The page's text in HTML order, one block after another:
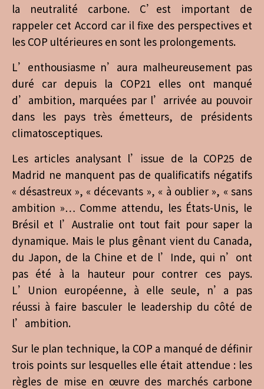
la neutralité carbone. C’est important de
rappeler cet Accord car il fixe des perspectives et
les COP ultérieures en sont les prolongements.
L’enthousiasme n’aura malheureusement pas
duré car depuis la COP21 elles ont manqué
d’ambition, marquées par l’arrivée au pouvoir
dans les pays très émetteurs, de présidents
climatosceptiques.
Les articles analysant l’issue de la COP25 de
Madrid ne manquent pas de qualificatifs négatifs
« désastreux », « décevants », « à oublier », « sans
ambition »… Comme attendu, les États-Unis, le
Brésil et l’Australie ont tout fait pour saper la
dynamique. Mais le plus gênant vient du Canada,
du Japon, de la Chine et de l’Inde, qui n’ont
pas été à la hauteur pour contrer ces pays.
L’Union européenne, à elle seule, n’a pas
réussi à faire basculer le leadership du côté de
l’ambition.
Sur le plan technique, la COP a manqué de définir
trois points sur lesquelles elle était attendue : les
règles de mise en œuvre des marchés carbone